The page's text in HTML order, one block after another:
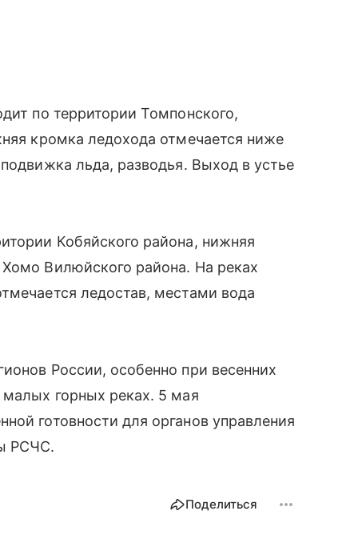
по территории Томпонского,
кромка ледохода отмечается ниже
льда, разводья. Выход в устье
Кобяйского района, нижняя
Вилюйского района. На реках
ледостав, местами вода
России, особенно при весенних
горных реках. 5 мая
готовности для органов управления
РСЧС.
Поделиться